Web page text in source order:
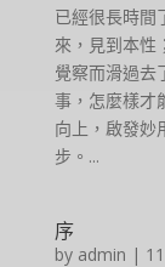
已經很長時間
來，見到本性
覺察而滑過去
事，怎麼樣才
向上，啟發妙
步。...
序
by admin |